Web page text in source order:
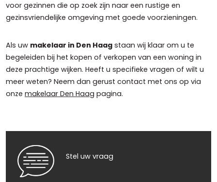
voor gezinnen die op zoek zijn naar een rustige en
gezinsvriendelijke omgeving met goede voorzieningen.
Als uw makelaar in Den Haag staan wij klaar om u te
begeleiden bij het kopen of verkopen van een woning in
deze prachtige wijken. Heeft u specifieke vragen of wilt u
meer weten? Neem dan gerust contact met ons op via
onze makelaar Den Haag pagina.
Stel uw vraag